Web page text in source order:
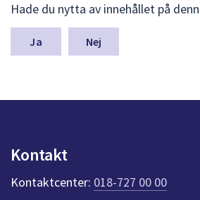
ä
m
a
n
k
t
e
Hade du nytta av innehållet på
Nej
Kontakt
Kontaktcenter: 018-727 00 00